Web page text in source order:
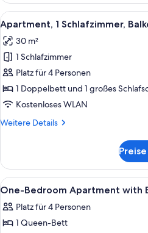
(2
People)
Alle
Fotos
für
Apartment,
1
Schlafzimmer,
Balkon
People)
11
Apartment, 1 Schlafzimmer,
30 m²
1 Schlafzimmer
Platz für 4 Personen
1 Doppelbett und 1 großes
Kostenloses WLAN
Weitere Details
Weitere
1
Schlafzimmer,
Balkon
People)
Alle
Fotos
für
One-
6
One-Bedroom Apartment with
Platz für 4 Personen
1 Queen-Bett